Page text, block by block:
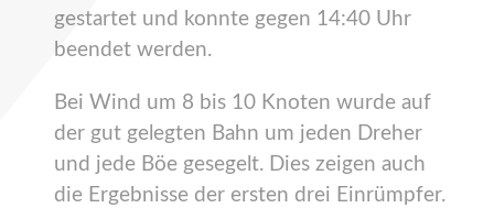
gestartet und konnte gegen 14:40 Uhr
beendet werden.
Bei Wind um 8 bis 10 Knoten wurde auf
der gut gelegten Bahn um jeden Dreher
und jede Böe gesegelt. Dies zeigen auch
die Ergebnisse der ersten drei Einrümpfer.